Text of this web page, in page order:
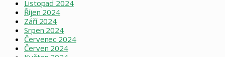
Listopad 2024
Říjen 2024
Září 2024
Srpen 2024
Červenec 2024
Červen 2024